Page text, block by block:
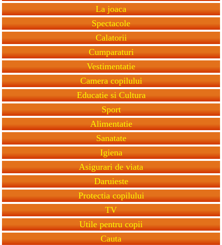
La joaca
Spectacole
Calatorii
Cumparaturi
Vestimentatie
Camera copilului
Educatie si Cultura
Sport
Alimentatie
Sanatate
Igiena
Asigurari de viata
Daruieste
Protectia copilului
TV
Utile pentru copii
Cauta